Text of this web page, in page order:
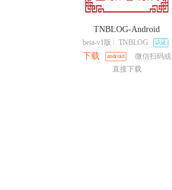
TNBLOG-Android
beta-v1版 TNBLOG 认证
下载 android
微信扫码或
直接下载